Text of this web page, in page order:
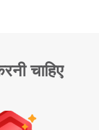
चाहिए